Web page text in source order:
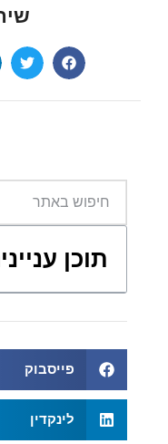
תוכן
פייסבוק
לינקדין